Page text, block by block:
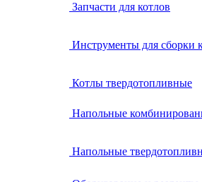
Запчасти для котлов
Инструменты для сборки
Котлы твердотопливные
Напольные
Напольные